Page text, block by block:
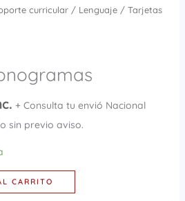
curricular/ Lenguaje/ Tarjetas
+ Consulta tu envió Nacional
sin previo aviso.
CARRITO